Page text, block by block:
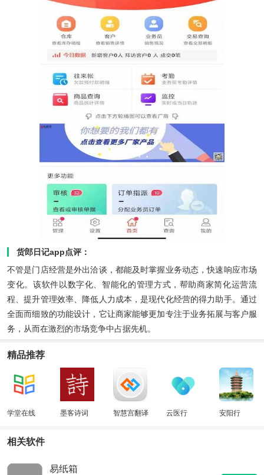
货郎日记app点评：
不管是门店经营是外出洽谈，都能及时掌握业务动态，快速响应市场
变化。该软件以数字化、智能化的管理方式，帮助商家简化运营流
程、提升管理效率、降低人力成本，是现代化经营的得力助手。通过
全面而细致的功能设计，它让商家能够更加专注于业务拓展与客户服
务，从而在激烈的市场竞争中占据先机。
精品推荐
学堂在线 墨客诗词 智慧宫翻译 云医行 安阳行
相关软件
易纸箱